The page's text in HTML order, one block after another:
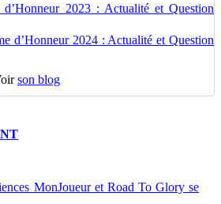
2023 : Actualité et Question
d’Honneur 2024 : Actualité et Question
son blog
MonJoueur et Road To Glory se